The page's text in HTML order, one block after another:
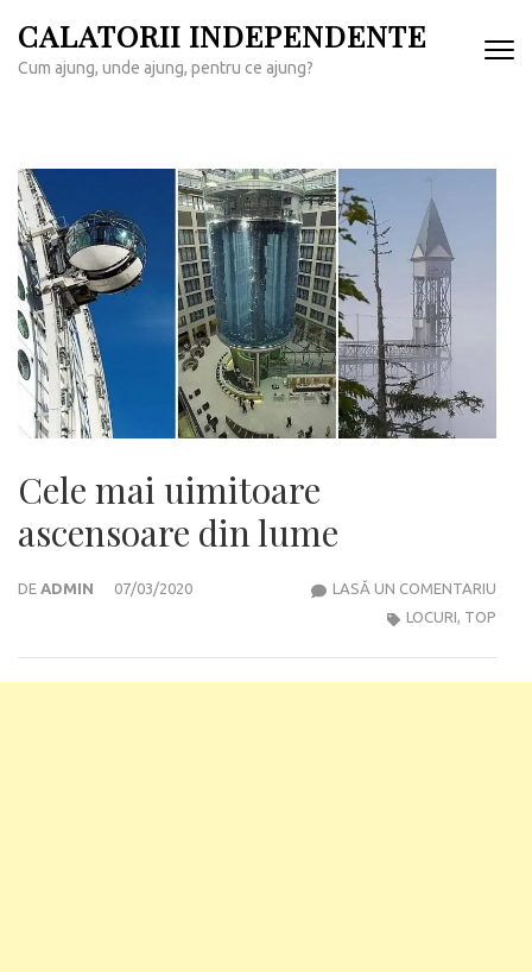
conținut
CALATORII INDEPENDENTE
Cum ajung, unde ajung, pentru ce ajung?
Cele mai uimitoare
ascensoare din lume
DE ADMIN 07/03/2020 LASĂ UN COMENTARIU
LOCURI TOP